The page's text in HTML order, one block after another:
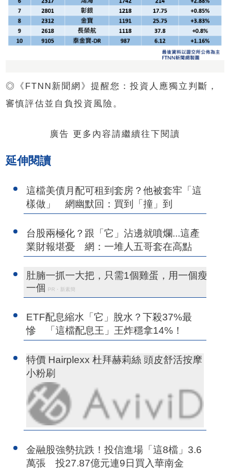
◎《FTNN新聞網》提醒您：投資人應獨立判斷，
審慎評估並自負投資風險。
廣告 更多內容請繼續往下閱讀
延伸閱讀
這檔美債月配可租到套房？他被套牢「這
樣做」 網幽默回：買到「撞」到
台股兩極化？跟「它」沾邊就噴爛...這產
業財報堪憂 網：一堆人五哥套在高點
肚腩一抓一大把，只需1個雞蛋，用一個瘦
一個 PR・新素簡
ETF配息縮水「它」脫水？下殺37%最
慘 「這檔配息王」王炸穩拿14%！
特價 Hairplexx 杜拜赫莉絲 頭皮舒活按摩
小粉刷
金融股強勢抗跌！投信進場「這8檔」3.6
萬張 投27.87億元連9日買入華南金